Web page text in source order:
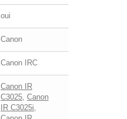
oui
Canon
Canon IRC
Canon IR
C3025, Canon
IR C3025i,